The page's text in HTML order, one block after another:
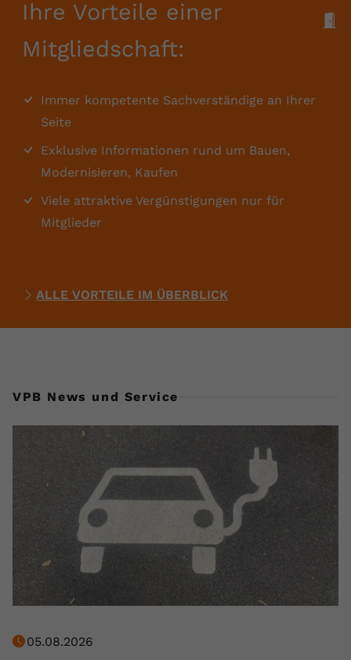
Ihre Vorteile einer
Mitgliedschaft:
Immer kompetente Sachverständige an Ihrer
Seite
Exklusive Informationen rund um Bauen,
Modernisieren, Kaufen
Viele attraktive Vergünstigungen nur für
Mitglieder
ALLE VORTEILE IM ÜBERBLICK
VPB News und Service
05.08.2026